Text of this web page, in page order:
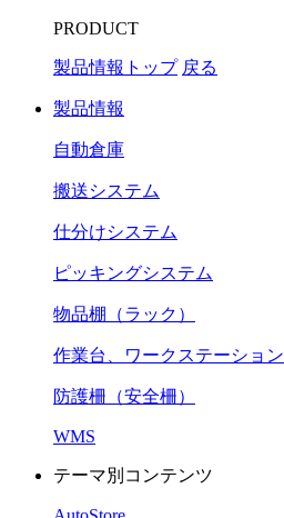
PRODUCT
製品情報トップ 戻る
製品情報
自動倉庫
搬送システム
仕分けシステム
ピッキングシステム
物品棚（ラック）
作業台、ワークステーション
防護柵（安全柵）
WMS
テーマ別コンテンツ